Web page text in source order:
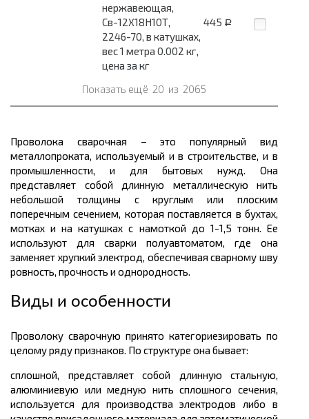
нержавеющая,
Св-12Х18Н10Т,
2246-70, в катушках,
вес 1 метра 0.002 кг,
цена за кг
445 Р
Показать ещё 20 из 2065
Проволока сварочная – это популярный вид
металлопроката, используемый и в строительстве, и в
промышленности, и для бытовых нужд. Она
представляет собой длинную металлическую нить
небольшой толщины с круглым или плоским
поперечным сечением, которая поставляется в бухтах,
мотках и на катушках с намоткой до 1-1,5 тонн.Ее
используют для сварки полуавтоматом, где она
заменяет хрупкий электрод, обеспечивая сварному шву
ровность, прочность и однородность.
Виды и особенности
Проволоку сварочную принято категориезировать по
целому ряду признаков. По структуре она бывает:
сплошной, представляет собой длинную стальную,
алюминиевую или медную нить сплошного сечения,
используется для производства электродов либо в